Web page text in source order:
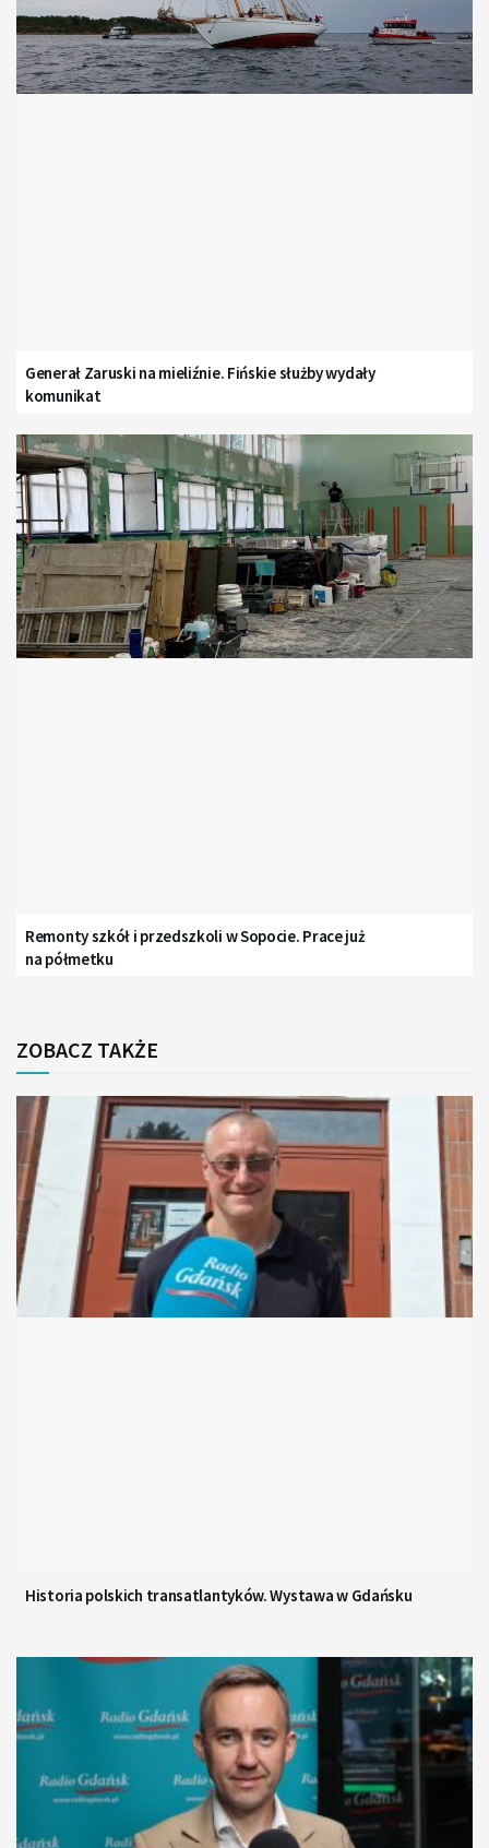
Generał Zaruski na mieliźnie. Fińskie służby wydały
komunikat
Remonty szkół i przedszkoli w Sopocie. Prace już
na półmetku
ZOBACZ TAKŻE
Historia polskich transatlantyków. Wystawa w Gdańsku